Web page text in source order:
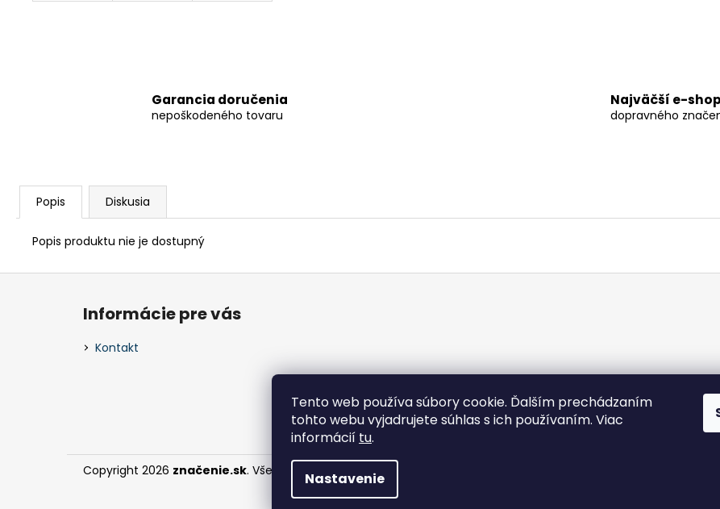
Tento web používa súbory cookie. Ďalším prechádzaním
tohto webu vyjadrujete súhlas s ich používaním. Viac
informácií tu.
Nastavenie
Garancia doručenia
nepoškodeného tovaru
Najväčší e-shop
dopravného
Popis Diskusia
Popis produktu nie je dostupný
Z
Informácie pre vás
Kontakt
Copyright 2026 značenie.sk. Všetky práva vyhradené.